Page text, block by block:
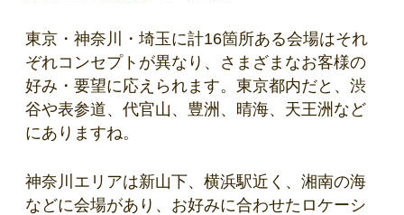
東京・神奈川・埼玉に計16箇所ある会場はそれ
ぞれコンセプトが異なり、さまざまなお客様の
好み・要望に応えられます。東京都内だと、渋
谷や表参道、代官山、豊洲、晴海、天王洲など
にありますね。
神奈川エリアは新山下、横浜駅近く、湘南の海
などに会場があり、お好みに合わせたロケーシ